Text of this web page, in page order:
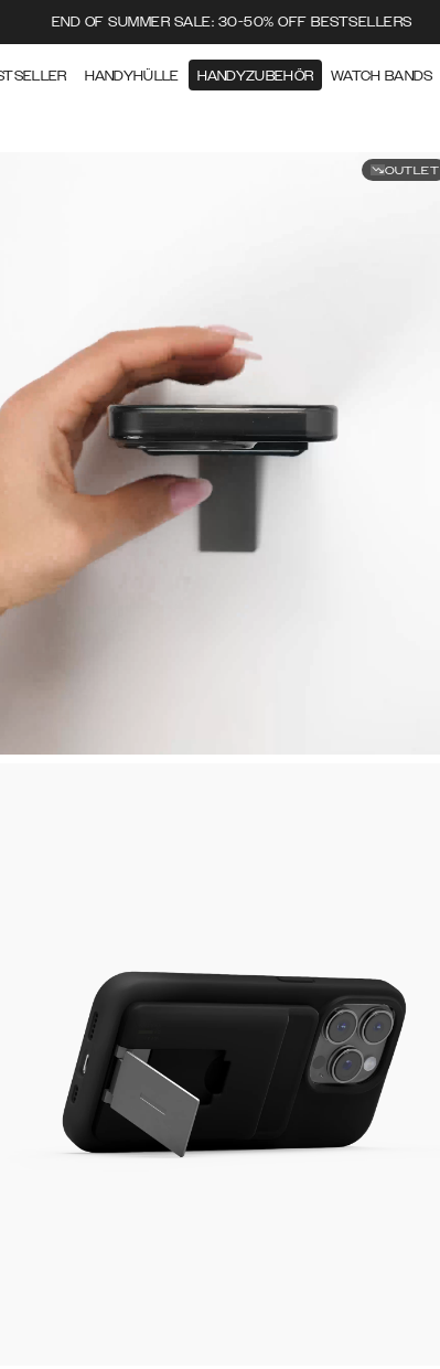
END OF SUMMER SALE: 30-50% OFF BESTSELLERS
HANDYHÜLLE HANDYZUBEHÖR WATCH BANDS
OUTLET